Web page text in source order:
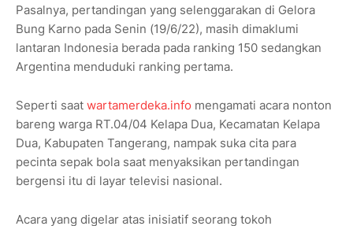
Pasalnya, pertandingan yang selenggarakan di Gelora
Bung Karno pada Senin (19/6/22), masih dimaklumi
lantaran Indonesia berada pada ranking 150 sedangkan
Argentina menduduki ranking pertama.
Seperti saat wartamerdeka.info mengamati acara nonton
bareng warga RT.04/04 Kelapa Dua, Kecamatan Kelapa
Dua, Kabupaten Tangerang, nampak suka cita para
pecinta sepak bola saat menyaksikan pertandingan
bergensi itu di layar televisi nasional.
Acara yang digelar atas inisiatif seorang tokoh